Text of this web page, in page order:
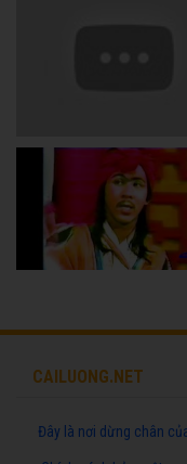
CAILUONG.NET
Đây là nơi dừng chân